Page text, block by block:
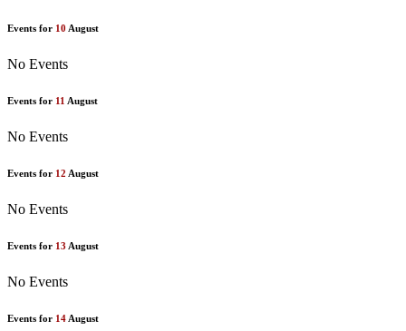
Events for 10 August
No Events
Events for 11 August
No Events
Events for 12 August
No Events
Events for 13 August
No Events
Events for 14 August